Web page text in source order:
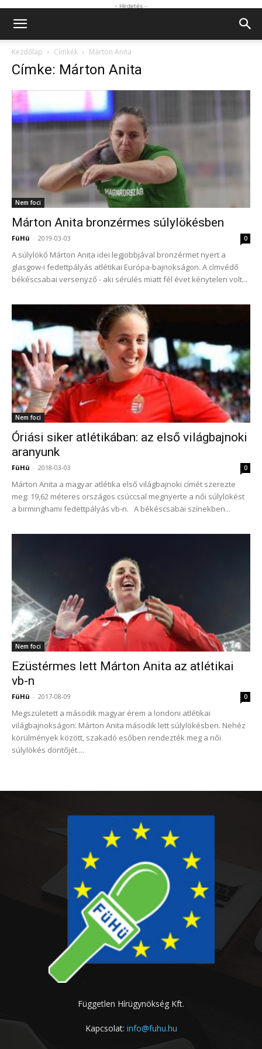
- Hirdetés -
Kezdőlap Címkék Márton Anita
Címke: Márton Anita
Nem foci
Márton Anita bronzérmes súlylökésben
FüHü - 2019-03-03 0
A súlylökő Márton Anita idei legjobbjával bronzérmet nyert a
glasgow-i fedettpályás atlétikai Európa-bajnokságon. A címvédő
békéscsabai versenyző - aki sérülés miatt fél évet kénytelen volt...
Nem foci
Óriási siker atlétikában: az első világbajnoki
aranyunk
FüHü - 2018-03-03 0
Márton Anita a magyar atlétika első világbajnoki címét szerezte
meg: 19,62 méteres országos csúccsal megnyerte a női súlylökést
a birminghami fedettpályás vb-n. A békéscsabai színekben...
Nem foci
Ezüstérmes lett Márton Anita az atlétikai
vb-n
FüHü - 2017-08-09 0
Megszületett a második magyar érem a londoni atlétikai
világbajnokságon: Márton Anita második lett súlylökésben. Nehéz
körülmények között, szakadó esőben rendezték meg a női
súlylökés döntőjét....
Független Hírügynökség Kft.
Kapcsolat: info@fuhu.hu